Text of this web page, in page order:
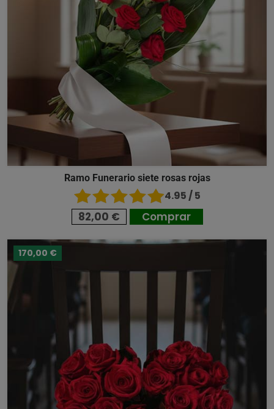
Ramo Funerario siete rosas rojas
4.95 / 5
82,00 € Comprar
170,00 €